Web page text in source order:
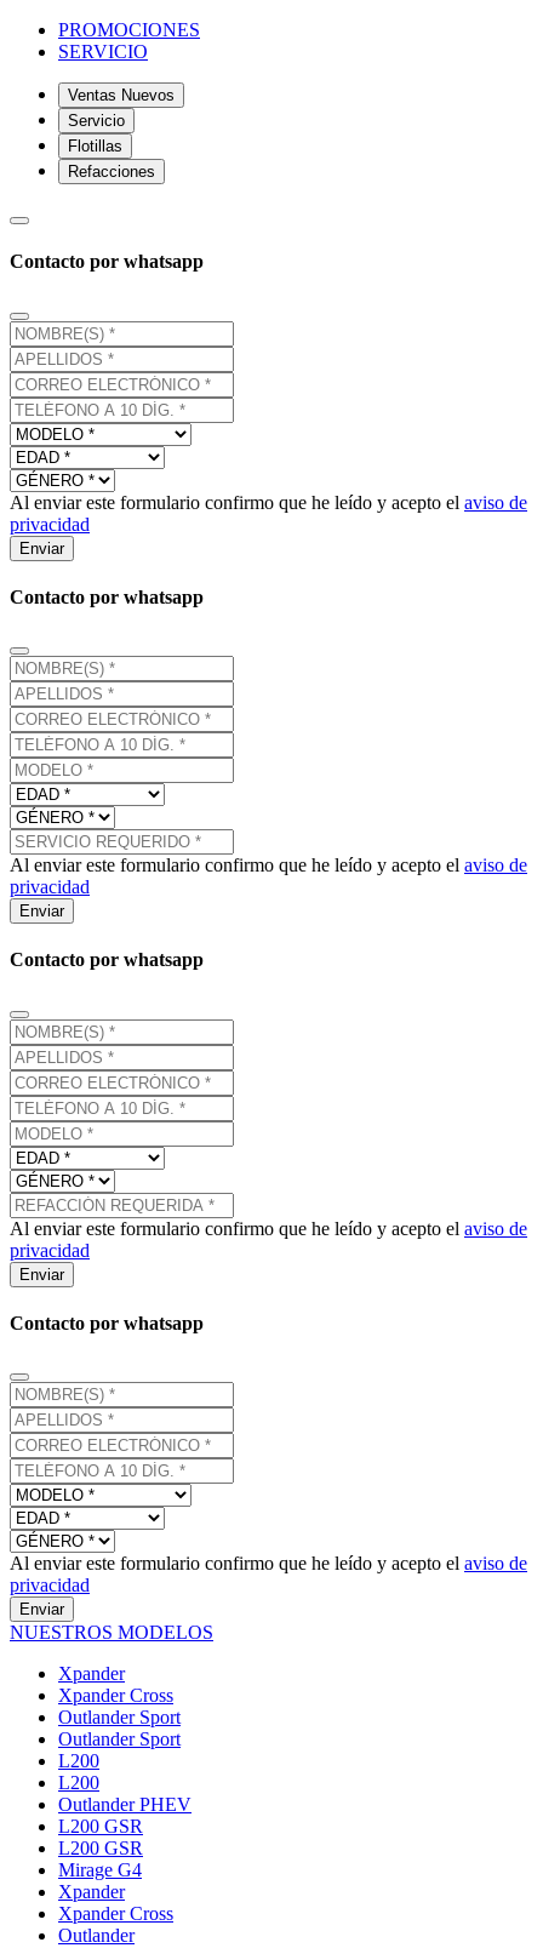
PROMOCIONES
SERVICIO
Ventas Nuevos
Servicio
Flotillas
Refacciones
Contacto por whatsapp
Al enviar este formulario confirmo que he leído y acepto el aviso de
privacidad
Enviar
Contacto por whatsapp
Al enviar este formulario confirmo que he leído y acepto el aviso de
privacidad
Enviar
Contacto por whatsapp
Al enviar este formulario confirmo que he leído y acepto el aviso de
privacidad
Enviar
Contacto por whatsapp
Al enviar este formulario confirmo que he leído y acepto el aviso de
privacidad
Enviar
NUESTROS MODELOS
Xpander
Xpander Cross
Outlander Sport
Outlander Sport
L200
L200
Outlander PHEV
L200 GSR
L200 GSR
Mirage G4
Xpander
Xpander Cross
Outlander